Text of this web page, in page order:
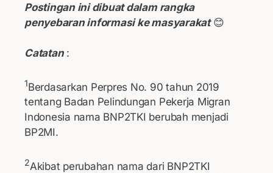
Postingan ini dibuat dalam rangka
penyebaran informasi ke masyarakat😊
Catatan:
1Berdasarkan Perpres No. 90 tahun 2019
tentang Badan Pelindungan Pekerja Migran
Indonesia nama BNP2TKI berubah menjadi
BP2MI.
2Akibat perubahan nama dari BNP2TKI